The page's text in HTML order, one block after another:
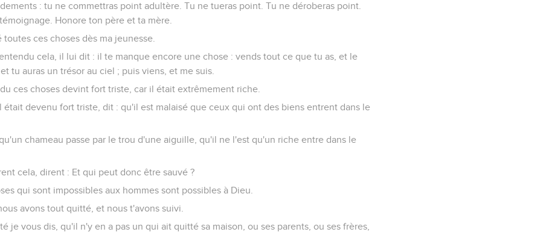
: tu ne commettras point adultère. Tu ne tueras point. Tu ne déroberas point.
Honore ton père et ta mère.
ces choses dès ma jeunesse.
cela, il lui dit : il te manque encore une chose : vends tout ce que tu as, et le
tu auras un trésor au ciel ; puis viens, et me suis.
ces choses devint fort triste, car il était extrêmement riche.
était devenu fort triste, dit : qu'il est malaisé que ceux qui ont des biens entrent dans le
chameau passe par le trou d'une aiguille, qu'il ne l'est qu'un riche entre dans le
cela, dirent : Et qui peut donc être sauvé ?
qui sont impossibles aux hommes sont possibles à Dieu.
avons tout quitté, et nous t'avons suivi.
je vous dis, qu'il n'y en a pas un qui ait quitté sa maison, ou ses parents, ou ses frères,